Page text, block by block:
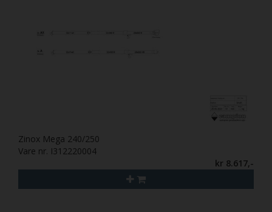
Zinox Mega 240/250
Vare nr. I312220004
kr 8.617,-